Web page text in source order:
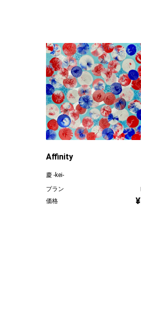
Affinity
慶 -kei-
プラン
価格